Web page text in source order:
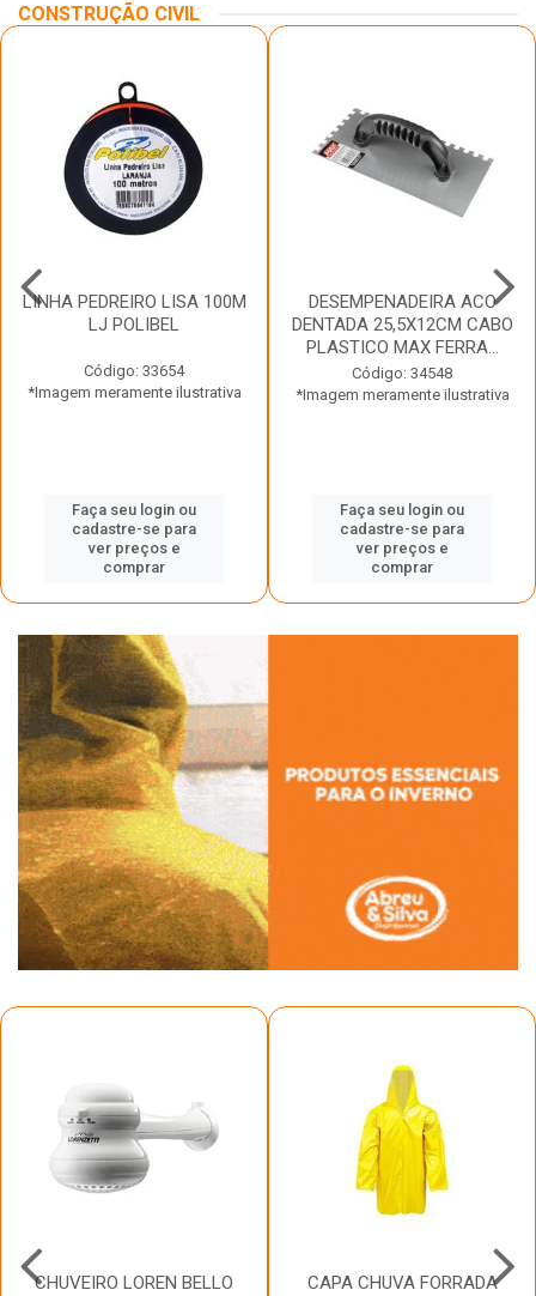
CONSTRUÇÃO CIVIL
LINHA PEDREIRO LISA 100M
LJ POLIBEL
Código: 33654
*Imagem meramente ilustrativa
Faça seu login ou
cadastre-se para
ver preços e
comprar
DESEMPENADEIRA ACO
DENTADA 25,5X12CM CABO
PLASTICO MAX FERRA...
Código: 34548
*Imagem meramente ilustrativa
Faça seu login ou
cadastre-se para
ver preços e
comprar
CHUVEIRO LOREN BELLO
CAPA CHUVA FORRADA